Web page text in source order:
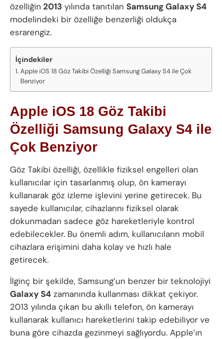
özelliğin 2013 yılında tanıtılan Samsung Galaxy S4
modelindeki bir özelliğe benzerliği oldukça
esrarengiz.
İçindekiler
Apple iOS 18 Göz Takibi Özelliği Samsung Galaxy S4 ile Çok
Benziyor
Apple iOS 18 Göz Takibi
Özelliği Samsung Galaxy S4 ile
Çok Benziyor
Göz Takibi özelliği, özellikle fiziksel engelleri olan
kullanıcılar için tasarlanmış olup, ön kamerayı
kullanarak göz izleme işlevini yerine getirecek. Bu
sayede kullanıcılar, cihazlarını fiziksel olarak
dokunmadan sadece göz hareketleriyle kontrol
edebilecekler. Bu önemli adım, kullanıcıların mobil
cihazlara erişimini daha kolay ve hızlı hale
getirecek.
İlginç bir şekilde, Samsung’un benzer bir teknolojiyi
Galaxy S4 zamanında kullanması dikkat çekiyor.
2013 yılında çıkan bu akıllı telefon, ön kamerayı
kullanarak kullanıcı hareketlerini takip edebiliyor ve
buna göre cihazda gezinmeyi sağlıyordu. Apple’ın